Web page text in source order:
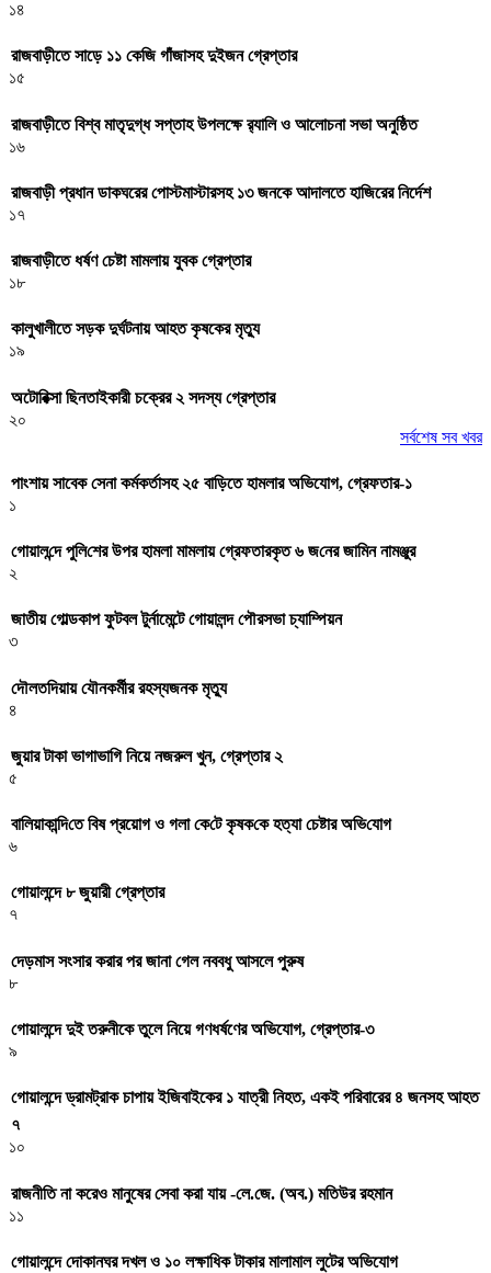
১৪
রাজবাড়ীতে সাড়ে ১১ কেজি গাঁজাসহ দুইজন গ্রেপ্তার
১৫
রাজবাড়ীতে বিশ্ব মাতৃদুগ্ধ সপ্তাহ উপলক্ষে র‌্যালি ও আলোচনা সভা অনুষ্ঠিত
১৬
রাজবাড়ী প্রধান ডাকঘরের পোস্টমাস্টারসহ ১৩ জনকে আদালতে হাজিরের নির্দেশ
১৭
রাজবাড়ীতে ধর্ষণ চেষ্টা মামলায় যুবক গ্রেপ্তার
১৮
কালুখালীতে সড়ক দুর্ঘটনায় আহত কৃষকের মৃত্যু
১৯
অটোরিক্সা ছিনতাইকারী চক্রের ২ সদস্য গ্রেপ্তার
২০
সর্বশেষ সব খবর
পাংশায় সাবেক সেনা কর্মকর্তাসহ ২৫ বাড়িতে হামলার অভিযোগ, গ্রেফতার-১
১
গোয়াল‌ন্দে পু‌লি‌শের উপর হামলা মামলায় গ্রেফতারকৃত ৬ জ‌নের জা‌মিন নামঞ্জুর
২
জাতীয় গোল্ডকাপ ফুটবল টুর্নামেন্টে গোয়ালন্দ পৌরসভা চ্যাম্পিয়ন
৩
দৌলতদিয়ায় যৌনকর্মীর রহস্যজনক মৃত্যু
৪
জুয়ার টাকা ভাগাভাগি নিয়ে নজরুল খুন, গ্রেপ্তার ২
৫
বা‌লিয়াকা‌ন্দি‌তে বিষ প্রয়োগ ও গলা কে‌টে কৃষক‌কে হত্যা চেষ্টার অ‌ভি‌যোগ
৬
গোয়ালন্দে ৮ জুয়ারী গ্রেপ্তার
৭
দেড়মাস সংসার করার পর জানা গেল নববধু আসলে পুরুষ
৮
গোয়ালন্দে দুই তরুনীকে তুলে নিয়ে গণধর্ষণের অভিযোগ, গ্রেপ্তার-৩
৯
গোয়ালন্দে ড্রামট্রাক চাপায় ইজিবাইকের ১ যাত্রী নিহত, একই পরিবারের ৪ জনসহ আহত
৭
১০
রাজনীতি না করেও মানুষের সেবা করা যায় -লে.জে. (অব.) মতিউর রহমান
১১
গোয়ালন্দে দোকানঘর দখল ও ১০ লক্ষাধিক টাকার মালামাল লুটের অভিযোগ